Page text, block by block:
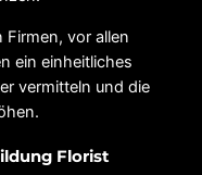
vor allen
ein einheitliches
vermitteln und die
Florist